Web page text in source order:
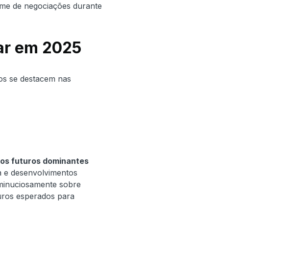
de negociações durante
em 2025
se destacem nas
futuros dominantes
desenvolvimentos
sobre
esperados para